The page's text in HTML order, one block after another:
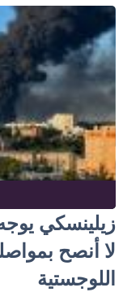
زيلينسكي
لا أنصح
اللوجستية